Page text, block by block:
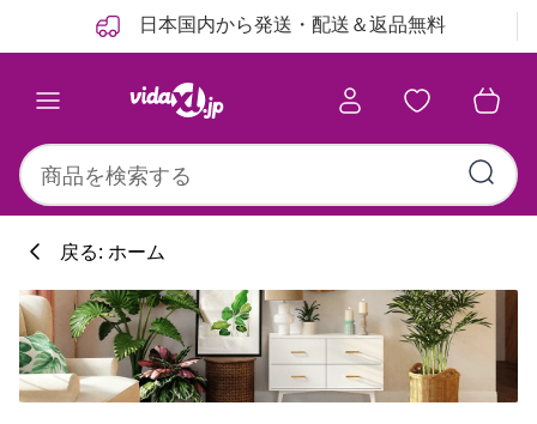
日本国内から発送・配送＆返品無料
戻る: ホーム